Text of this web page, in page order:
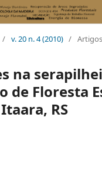
/ v. 20 n. 4 (2010) / Artigos
na
de Floresta
RS